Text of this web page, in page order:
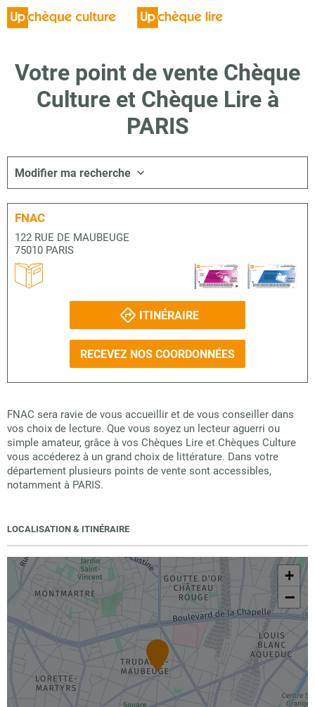
Votre point de vente Chèque
Culture et Chèque Lire à
PARIS
Modifier ma recherche
FNAC
122 RUE DE MAUBEUGE
75010 PARIS
ITINÉRAIRE
RECEVEZ NOS COORDONNÉES
FNAC sera ravie de vous accueillir et de vous conseiller dans
vos choix de lecture. Que vous soyez un lecteur aguerri ou
simple amateur, grâce à vos Chèques Lire et Chèques Culture
vous accéderez à un grand choix de littérature. Dans votre
département plusieurs points de vente sont accessibles,
notamment à PARIS.
LOCALISATION & ITINÉRAIRE
+
−